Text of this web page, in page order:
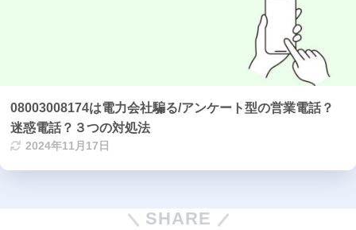
08003008174は電力会社騙る/アンケート型の営業電話？
迷惑電話？３つの対処法
2024年11月17日
SHARE